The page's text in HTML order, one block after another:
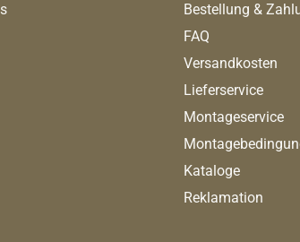
Bestellung &
FAQ
Versandkosten
Lieferservice
Montageservice
Kataloge
Reklamation